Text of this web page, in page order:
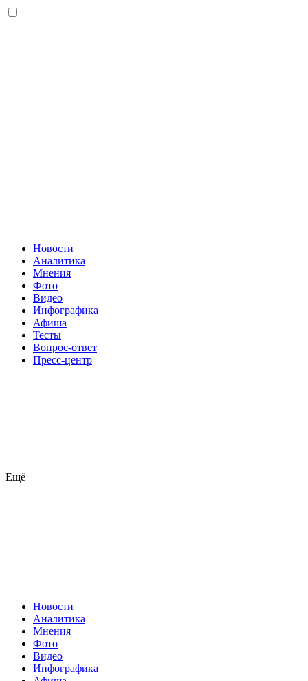
Новости
Аналитика
Мнения
Фото
Видео
Инфографика
Афиша
Тесты
Вопрос-ответ
Пресс-центр
Ещё
Новости
Аналитика
Мнения
Фото
Видео
Инфографика